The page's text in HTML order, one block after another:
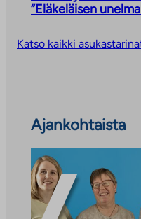
”Eläkeläisen
Katso kaikki
ajankohtaiset
ja
tiedotteet
Ajankohtaista